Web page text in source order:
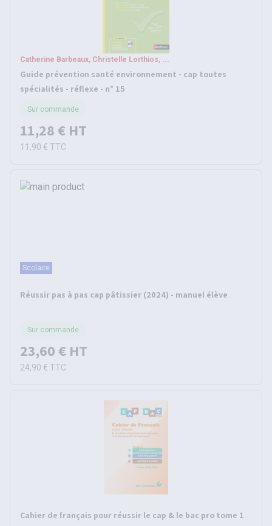
Catherine Barbeaux, Christelle Lorthios, ...
Guide prévention santé environnement - cap toutes
spécialités - réflexe - n° 15
Sur commande
11,28 € HT
11,90 € TTC
Scolaire
Réussir pas à pas cap pâtissier (2024) - manuel élève
Sur commande
23,60 € HT
24,90 € TTC
Cahier de français pour réussir le cap & le bac pro tome 1